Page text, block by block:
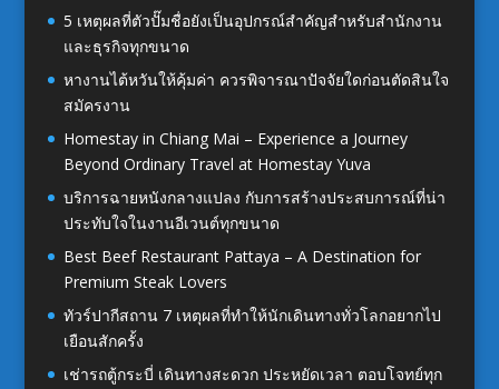
5 เหตุผลที่ตัวปั๊มชื่อยังเป็นอุปกรณ์สำคัญสำหรับสำนักงาน
และธุรกิจทุกขนาด
หางานไต้หวันให้คุ้มค่า ควรพิจารณาปัจจัยใดก่อนตัดสินใจ
สมัครงาน
Homestay in Chiang Mai – Experience a Journey
Beyond Ordinary Travel at Homestay Yuva
บริการฉายหนังกลางแปลง กับการสร้างประสบการณ์ที่น่า
ประทับใจในงานอีเวนต์ทุกขนาด
Best Beef Restaurant Pattaya – A Destination for
Premium Steak Lovers
ทัวร์ปากีสถาน 7 เหตุผลที่ทำให้นักเดินทางทั่วโลกอยากไป
เยือนสักครั้ง
เช่ารถตู้กระบี่ เดินทางสะดวก ประหยัดเวลา ตอบโจทย์ทุก